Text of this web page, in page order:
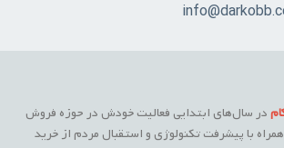
در سال‌های ابتدایی فعالیت خودش در حوزه فروش
با پیشرفت تکنولوژی و استقبال مردم از خرید